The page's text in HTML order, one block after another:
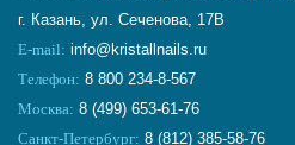
г. Казань, ул. Сеченова, 17В
E-mail: info@kristallnails.ru
Телефон: 8 800 234-8-567
Москва: 8 (499) 653-61-76
Санкт-Петербург: 8 (812) 385-58-76